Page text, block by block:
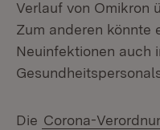
Verlauf von Omikron
Zum anderen könnte
Neuinfektionen auch
Die Corona-